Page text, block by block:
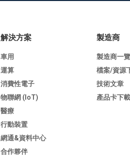
解決方案
車用
運算
消費性電子
物聯網 (IoT)
醫療
行動裝置
網通&資料中心
合作夥伴
製造商
製造商一覽
檔案/資源
技術文章
產品卡下載